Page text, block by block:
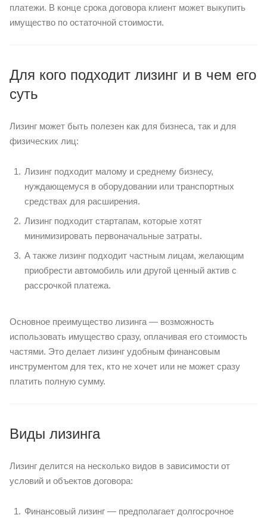
платежи. В конце срока договора клиент может выкупить
имущество по остаточной стоимости.
Для кого подходит лизинг и в чем его
суть
Лизинг может быть полезен как для бизнеса, так и для
физических лиц:
Лизинг подходит малому и среднему бизнесу,
нуждающемуся в оборудовании или транспортных
средствах для расширения.
Лизинг подходит стартапам, которые хотят
минимизировать первоначальные затраты.
А также лизинг подходит частным лицам, желающим
приобрести автомобиль или другой ценный актив с
рассрочкой платежа.
Основное преимущество лизинга — возможность
использовать имущество сразу, оплачивая его стоимость
частями. Это делает лизинг удобным финансовым
инструментом для тех, кто не хочет или не может сразу
платить полную сумму.
Виды лизинга
Лизинг делится на несколько видов в зависимости от
условий и объектов договора:
Финансовый лизинг — предполагает долгосрочное